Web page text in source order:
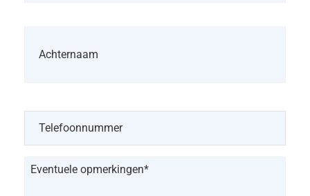
Telefoonnummer *
Eventuele
opmerking *